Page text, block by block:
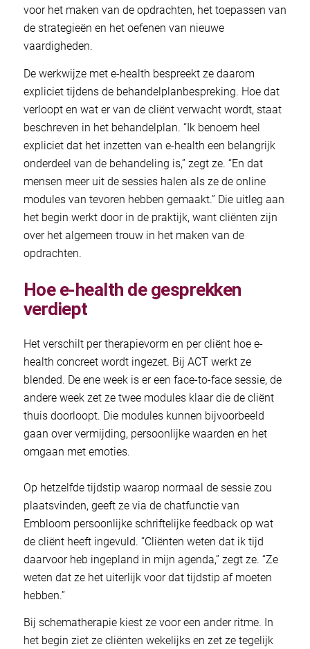
voor het maken van de opdrachten, het toepassen van
de strategieën en het oefenen van nieuwe
vaardigheden.
De werkwijze met e-health bespreekt ze daarom
expliciet tijdens de behandelplanbespreking. Hoe dat
verloopt en wat er van de cliënt verwacht wordt, staat
beschreven in het behandelplan. “Ik benoem heel
expliciet dat het inzetten van e-health een belangrijk
onderdeel van de behandeling is,” zegt ze. “En dat
mensen meer uit de sessies halen als ze de online
modules van tevoren hebben gemaakt.” Die uitleg aan
het begin werkt door in de praktijk, want cliënten zijn
over het algemeen trouw in het maken van de
opdrachten.
Hoe e-health de gesprekken
verdiept
Het verschilt per therapievorm en per cliënt hoe e-
health concreet wordt ingezet. Bij ACT werkt ze
blended. De ene week is er een face-to-face sessie, de
andere week zet ze twee modules klaar die de cliënt
thuis doorloopt. Die modules kunnen bijvoorbeeld
gaan over vermijding, persoonlijke waarden en het
omgaan met emoties.
Op hetzelfde tijdstip waarop normaal de sessie zou
plaatsvinden, geeft ze via de chatfunctie van
Embloom persoonlijke schriftelijke feedback op wat
de cliënt heeft ingevuld. “Cliënten weten dat ik tijd
daarvoor heb ingepland in mijn agenda,” zegt ze. “Ze
weten dat ze het uiterlijk voor dat tijdstip af moeten
hebben.”
Bij schematherapie kiest ze voor een ander ritme. In
het begin ziet ze cliënten wekelijks en zet ze tegelijk